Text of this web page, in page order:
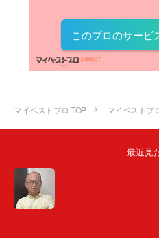
このプロのサービ
マイベストプロ TOP マイベストプ
最近見